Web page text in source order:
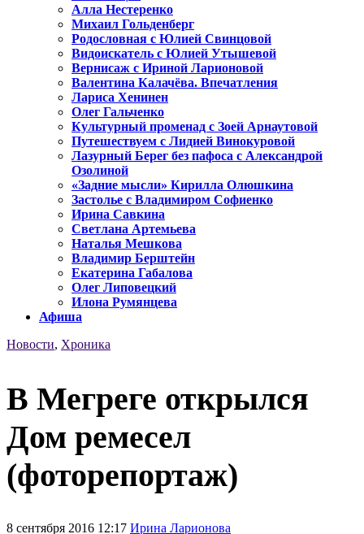
Алла Нестеренко
Михаил Гольденберг
Родословная с Юлией Свинцовой
Видоискатель с Юлией Утышевой
Вернисаж с Ириной Ларионовой
Валентина Калачёва. Впечатления
Лариса Хенинен
Олег Гальченко
Культурный променад с Зоей Арнаутовой
Путешествуем с Лидией Винокуровой
Лазурный Берег без пафоса с Александрой
Озолиной
«Задние мысли» Кирилла Олюшкина
Застолье с Владимиром Софиенко
Ирина Савкина
Светлана Артемьева
Наталья Мешкова
Владимир Берштейн
Екатерина Габалова
Олег Липовецкий
Илона Румянцева
Афиша
Новости, Хроника
В Мегреге открылся
Дом ремесел
(фоторепортаж)
8 сентября 2016 12:17 Ирина Ларионова